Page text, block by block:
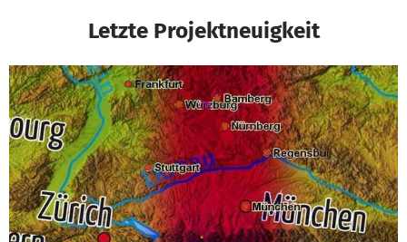
Letzte Projektneuigkeit